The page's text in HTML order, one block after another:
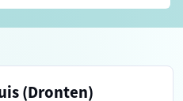
(Dronten)